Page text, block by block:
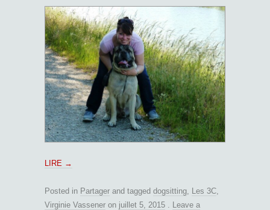
LIRE →
Posted in Partager and tagged dogsitting Les 3C
Virginie Vassener on juillet 5, 2015
Leave a